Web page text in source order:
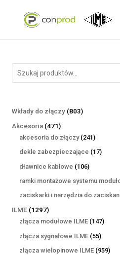
Wkłady do złączy 803803
Akcesoria 471471
produktów
akcesoria do złączy 241241
dekle zabezpieczające 1717
dławnice kablowe 106106
produktów
ramki montażowe systemu
zaciskarki i narzędzia do
ILME 12971297
produktów
złącza modułowe ILME 147147
złącza sygnałowe ILME 5555
złącza wielopinowe ILME 959959